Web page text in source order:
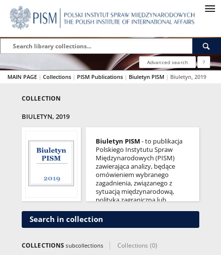
Advanced search ?
MAIN PAGE | Collections | PISM Publications | Biuletyn PISM | Biuletyn, 2019
COLLECTION
BIULETYN, 2019
Biuletyn PISM - to publikacja
Polskiego Instytutu Spraw
Międzynarodowych (PISM)
zawierająca analizy, będące
omówieniem wybranego
zagadnienia, związanego z
sytuacją międzynarodową,
polityką zagraniczną lub
międzynarodowymi. Ukazuje
Zbiór wydań archiwalnych, a
także najnowsze, bieżące
Search in collection
COLLECTIONSsubcollections Collections (0)